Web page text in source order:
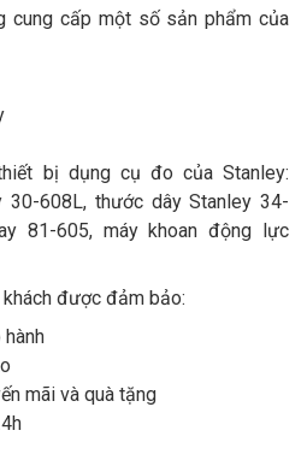
cung cấp một số sản phẩm của
bị dụng cụ đo của Stanley:
30-608L, thước dây Stanley 34-
81-605, máy khoan động lực
được đảm bảo:
mãi và quà tặng